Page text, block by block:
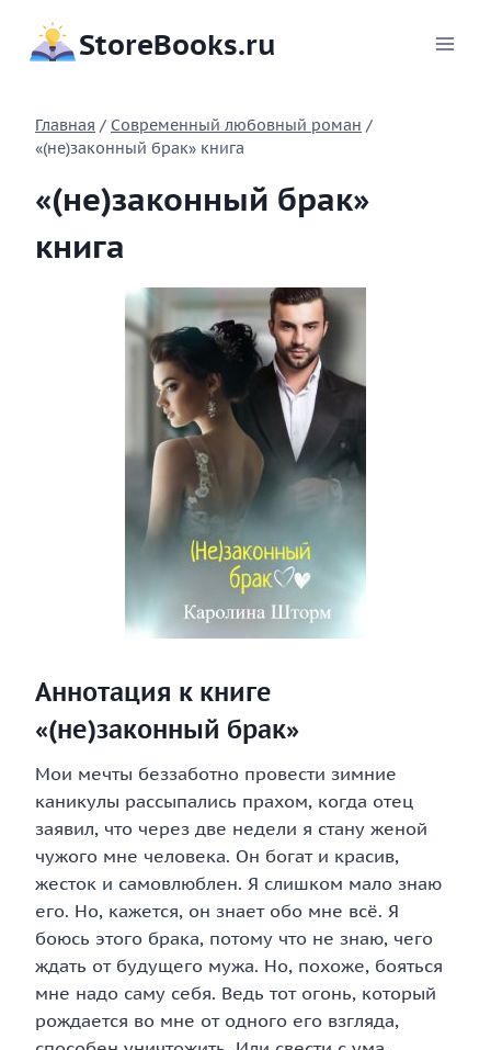
содержимому
StoreBooks.ru
Главная / Современный любовный роман /
«(не)законный брак» книга
«(не)законный брак»
книга
Аннотация к книге
«(не)законный брак»
Мои мечты беззаботно провести зимние
каникулы рассыпались прахом, когда отец
заявил, что через две недели я стану женой
чужого мне человека. Он богат и красив,
жесток и самовлюблен. Я слишком мало знаю
его. Но, кажется, он знает обо мне всё. Я
боюсь этого брака, потому что не знаю, чего
ждать от будущего мужа. Но, похоже, бояться
мне надо саму себя. Ведь тот огонь, который
рождается во мне от одного его взгляда,